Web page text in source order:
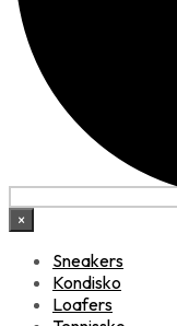
×
Sneakers
Kondisko
Loafers